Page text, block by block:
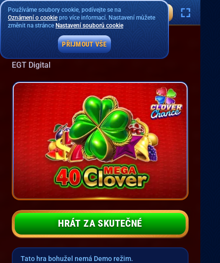
40 Mega Clover
EGT Digital
HRÁT ZA SKUTEČNÉ
Tato hra bohužel nemá Demo režim.
Používáme soubory cookie, podívejte se na
Oznámení o cookiepro více informací. Nastavení můžete
změnit na stránce Nastavení souborů cookie
PŘIJMOUT VŠE